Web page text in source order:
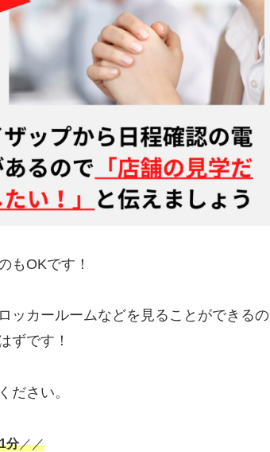
もOKです！
ッカールームなどを見ることができるの
ずです！
ださい。
分／／